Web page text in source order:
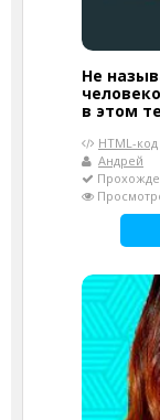
Не
в этом
HTML-код
Андрей